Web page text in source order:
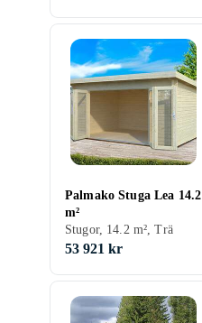
Palmako Stuga Lea 14.2
m²
Stugor, 14.2 m², Trä
53 921 kr